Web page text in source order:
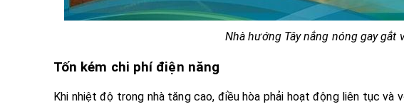
Nhà hướng Tây nắng nóng gay gắt
Tốn kém chi phí điện năng
Khi nhiệt độ trong nhà tăng cao, điều hòa phải hoạt động liên tục